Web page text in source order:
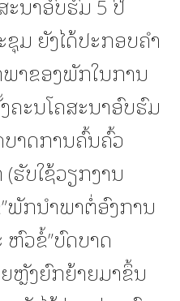
ມ ຍັງໄດ້ປະກອບຄຳ
າຂອງພັກໃນການ
ະນໂຄສະນາອົບຮົມ
າດການຄົ້ນຄົ້ວ
ບໃຊ້ວຽກງານ
ພັກນຳພາຕໍ່ອົງການ
ຫົວຂໍ້”ບົດບາດ
ຫຼັງຍົກຍ້າຍມາຂຶ້ນ